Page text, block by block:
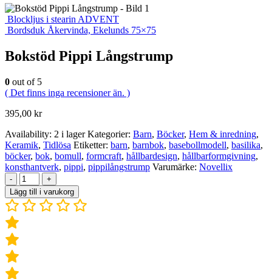
Blockljus i stearin ADVENT
Bordsduk Åkervinda, Ekelunds 75×75
Bokstöd Pippi Långstrump
0 out of 5
( Det finns inga recensioner än. )
395,00 kr
Availability: 2 i lager Kategorier: Barn, Böcker, Hem & inredning,
Keramik, Tidlösa Etiketter: barn, barnbok, basebollmodell, basilika,
böcker, bok, bomull, formcraft, hållbardesign, hållbarformgivning,
konsthantverk, pippi, pippilångstrump Varumärke: Novellix
-
+
Lägg till i varukorg